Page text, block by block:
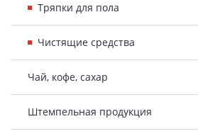
Тряпки для пола
Чистящие средства
Чай, кофе, сахар
Штемпельная продукция